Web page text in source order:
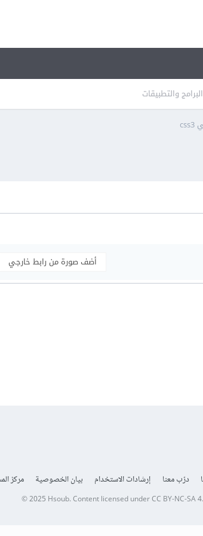
البرامج والتطبيقات
أضف صورة من رابط خارجي
درّب معنا إرشادات الاستخدام بيان الخصوصية مركز
© 2025 Hsoub.Content licensed underCC BY-NC-SA